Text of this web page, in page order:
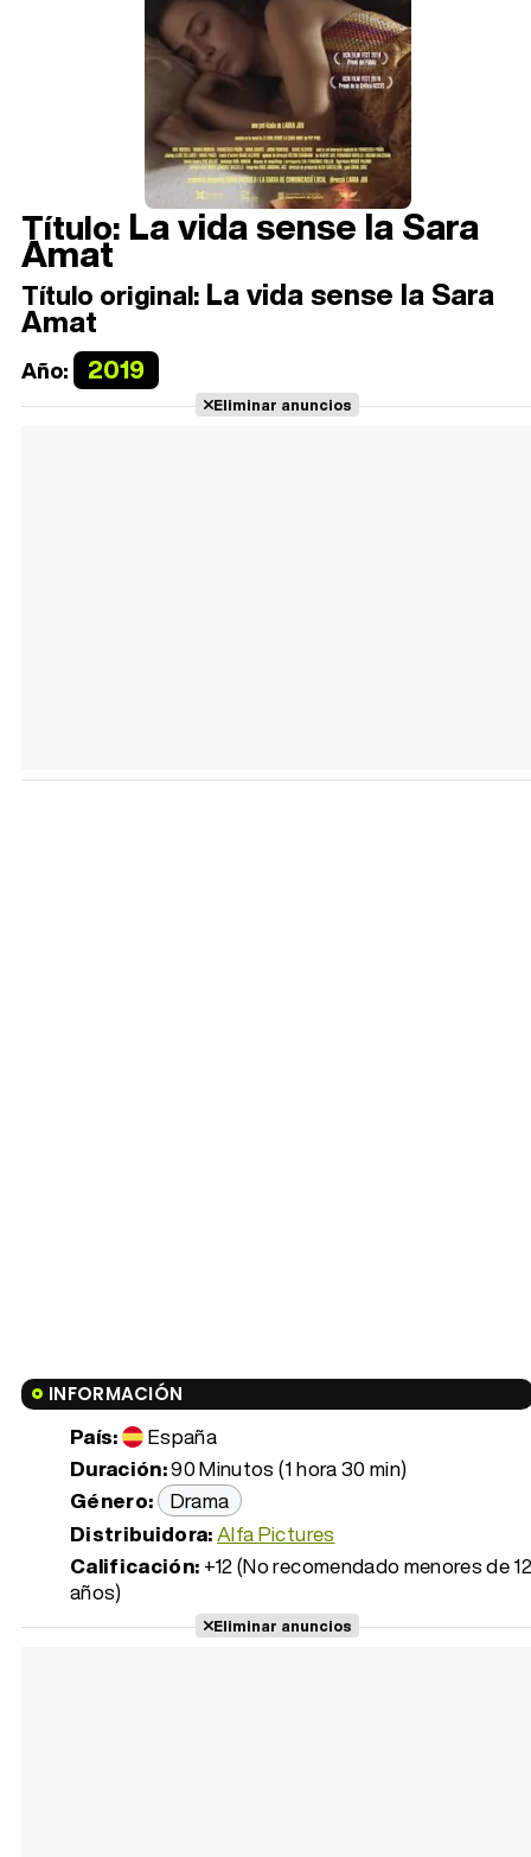
Título: La vida sense la Sara
Amat
Título original: La vida sense la Sara
Amat
Año: 2019
Eliminar anuncios
INFORMACIÓN
País:
España
Duración:90 Minutos (1 hora 30 min)
Género: Drama
Distribuidora:Alfa Pictures
Calificación: +12 (No recomendado menores de 12
años)
Eliminar anuncios